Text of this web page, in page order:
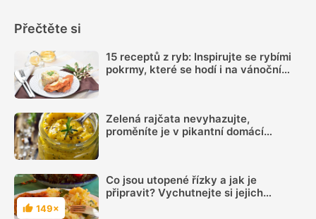
Přečtěte si
15 receptů z ryb: Inspirujte se rybími
pokrmy, které se hodí i na vánoční
Zelená rajčata nevyhazujte,
proměníte je v pikantní domácí
Hodnocení
149×
Co jsou utopené řízky a jak je
připravit? Vychutnejte si jejich